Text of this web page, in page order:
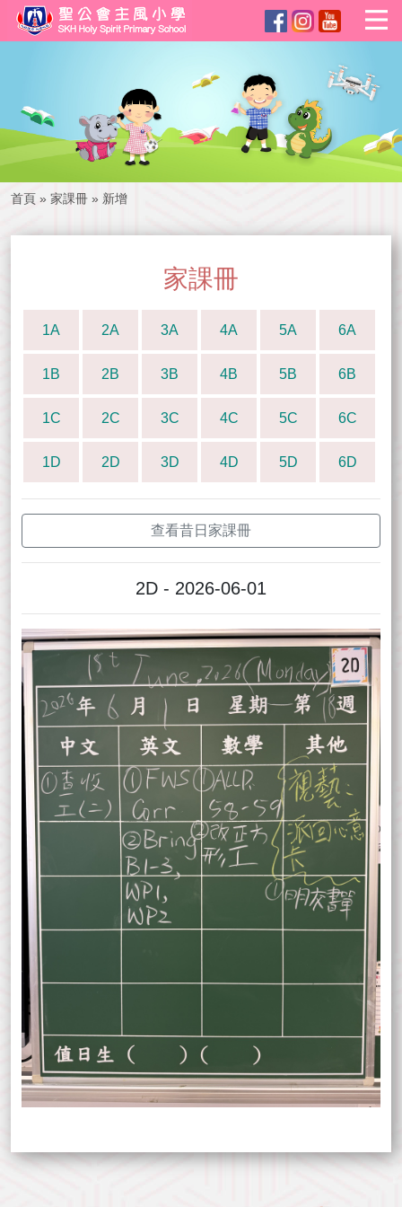
首頁 » 家課冊 » 新增
家課冊
1A 2A 3A 4A 5A 6A
1B 2B 3B 4B 5B 6B
1C 2C 3C 4C 5C 6C
1D 2D 3D 4D 5D 6D
查看昔日家課冊
2D - 2026-06-01